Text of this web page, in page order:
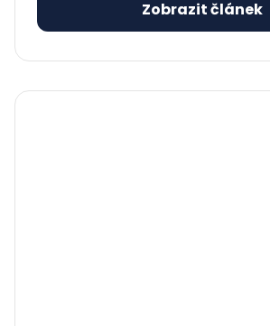
Zobrazit článek